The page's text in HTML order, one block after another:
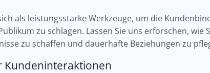
als leistungsstarke Werkzeuge, um die
zu schlagen. Lassen Sie uns erforschen, wie
zu schaffen und dauerhafte Beziehungen zu
Kundeninteraktionen